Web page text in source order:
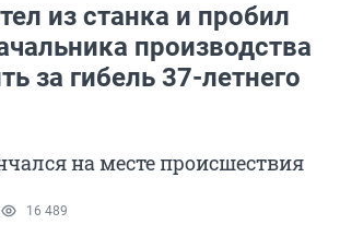
из станка и пробил
производства
за гибель 37-летнего
на месте происшествия
16 489